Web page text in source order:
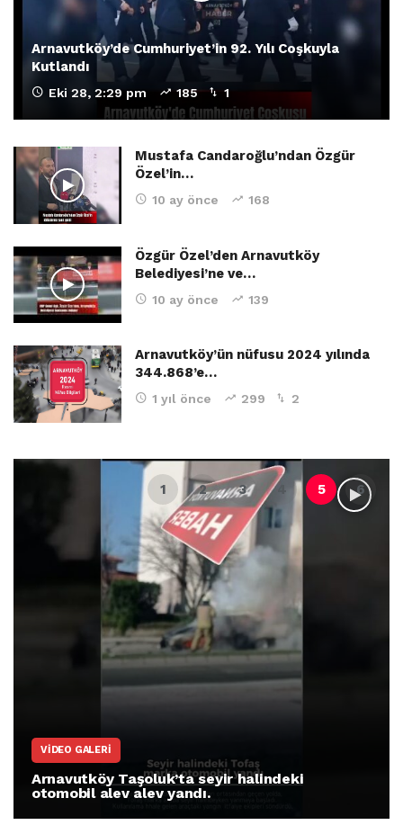
Arnavutköy’de Cumhuriyet’in 92. Yılı Coşkuyla
Kutlandı
Eki 28, 2:29 pm 185 1
Mustafa Candaroğlu’ndan Özgür
Özel’in…
10 ay önce 168
Özgür Özel’den Arnavutköy
Belediyesi’ne ve…
10 ay önce 139
Arnavutköy’ün nüfusu 2024 yılında
344.868’e…
1 yıl önce 299 2
seyir halindeki
yandı.
Arnavutköy